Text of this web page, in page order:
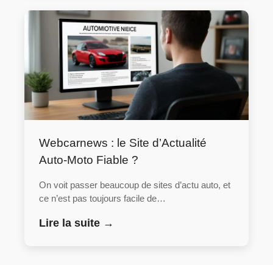
Webcarnews : le Site d’Actualité
Auto-Moto Fiable ?
On voit passer beaucoup de sites d’actu auto, et
ce n’est pas toujours facile de…
Lire la suite →